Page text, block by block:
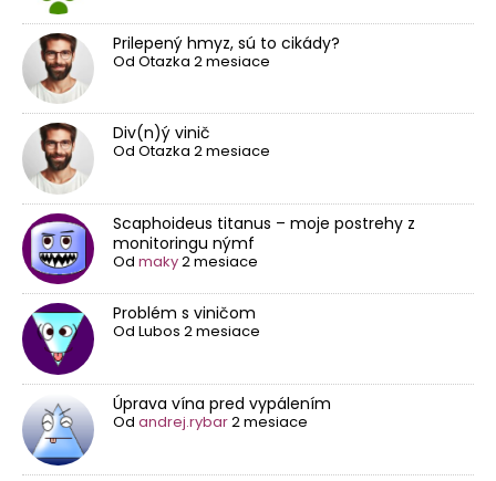
Prilepený hmyz, sú to cikády?
Od Otazka 2 mesiace
Div(n)ý vinič
Od Otazka 2 mesiace
Scaphoideus titanus – moje postrehy z
monitoringu nýmf
Od maky2 mesiace
Problém s viničom
Od Lubos 2 mesiace
Úprava vína pred vypálením
Od andrej.rybar2 mesiace